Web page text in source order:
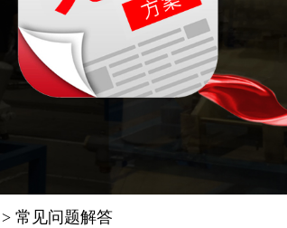
> 常见问题解答